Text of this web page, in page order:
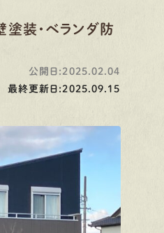
装・ベランダ防
公開日:2025.02.04
最終更新日:2025.09.15